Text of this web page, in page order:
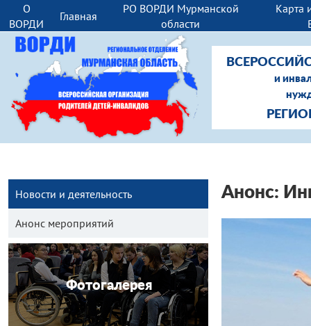
О
ВОРДИ
Главная
РО ВОРДИ Мурманской
области
Карта
и
Новости и деятельность
Анонс мероприятий
Фотогалерея
Анонс: